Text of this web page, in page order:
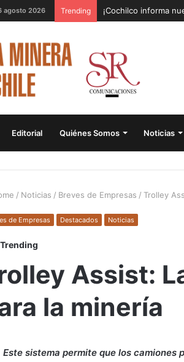
agosto 2026 Trending ¡Cochilco informa
Editorial Quiénes Somos Noticias
/ Noticias / Breves de Empresas / Trolley
de Empresas Destacados Noticias
Trending
Assist:
la minería
Este sistema permite que los camiones